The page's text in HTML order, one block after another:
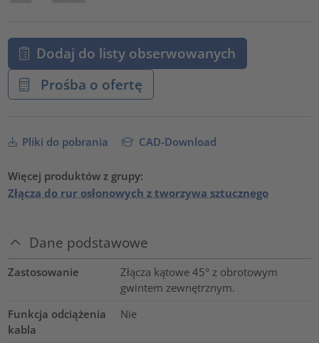
Dodaj do listy obserwowanych
Prośba o ofertę
Pliki do pobrania CAD-Download
Więcej produktów z grupy:
Złącza do rur osłonowych z tworzywa sztucznego
Dane podstawowe
Zastosowanie
Złącza kątowe 45° z obrotowym
gwintem zewnętrznym.
Funkcja odciążenia
kabla
Nie